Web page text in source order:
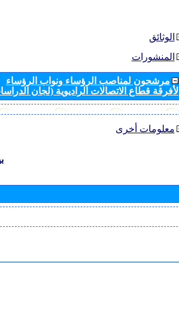
الوثائق
المنشورات
مرشحون لمناصب الرؤساء ونواب الرؤساء
لأفرقة قطاع الاتصالات الراديوية (لجان
معلومات أخرى